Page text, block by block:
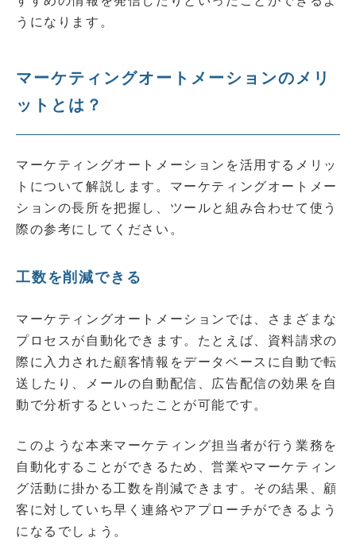
うになります。
マーケティングオートメーションのメリ
ットとは？
マーケティングオートメーションを活用するメリッ
トについて解説します。マーケティングオートメー
ションの長所を把握し、ツールと組み合わせて使う
際の参考にしてください。
工数を削減できる
マーケティングオートメーションでは、さまざまな
プロセスが自動化できます。たとえば、資料請求の
際に入力された顧客情報をデータベースに自動で転
送したり、メールの自動配信、広告配信の効果を自
動で分析するといったことが可能です。
このような本来マーケティング担当者が行う業務を
自動化することができるため、営業やマーケティン
グ活動に掛かる工数を削減できます。その結果、顧
客に対していち早く連絡やアプローチができるよう
になるでしょう。